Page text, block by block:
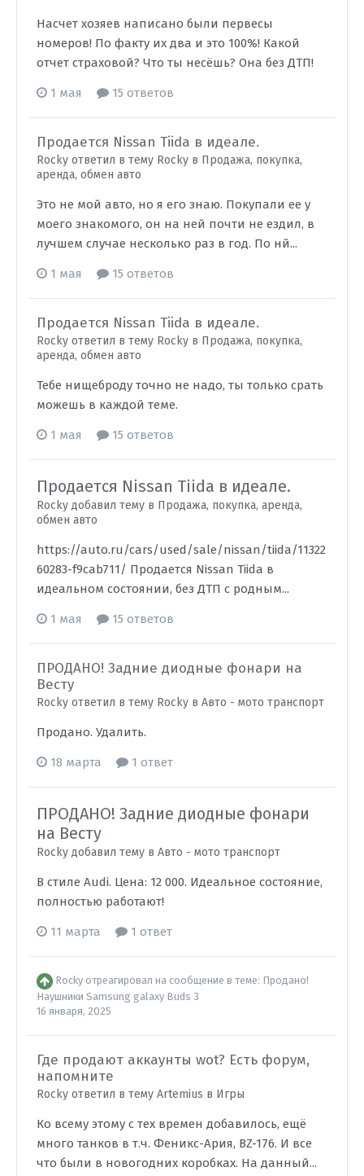
Насчет хозяев написано были первесы
номеров! По факту их два и это 100%! Какой
отчет страховой? Что ты несёшь? Она без ДТП!
1 мая 15 ответов
Продается Nissan Tiida в идеале.
Rocky ответил в тему Rocky в Продажа, покупка,
аренда, обмен авто
Это не мой авто, но я его знаю. Покупали ее у
моего знакомого, он на ней почти не ездил, в
лучшем случае несколько раз в год. По нй...
1 мая 15 ответов
Продается Nissan Tiida в идеале.
Rocky ответил в тему Rocky в Продажа, покупка,
аренда, обмен авто
Тебе нищеброду точно не надо, ты только срать
можешь в каждой теме.
1 мая 15 ответов
Продается Nissan Tiida в идеале.
Rocky добавил тему в Продажа, покупка, аренда,
обмен авто
https://auto.ru/cars/used/sale/nissan/tiida/11322
60283-f9cab711/ Продается Nissan Tiida в
идеальном состоянии, без ДТП с родным...
1 мая 15 ответов
ПРОДАНО! Задние диодные фонари на
Весту
Rocky ответил в тему Rocky в Авто - мото транспорт
Продано. Удалить.
18 марта 1 ответ
ПРОДАНО! Задние диодные фонари
на Весту
Rocky добавил тему в Авто - мото транспорт
В стиле Audi. Цена: 12 000. Идеальное состояние,
полностью работают!
11 марта 1 ответ
Rocky отреагировал на сообщение в теме: Продано!
Наушники Samsung galaxy Buds 3
16 января, 2025
Где продают аккаунты wot? Есть форум,
напомните
Rocky ответил в тему Artemius в Игры
Ко всему этому с тех времен добавилось, ещё
много танков в т.ч. Феникс-Ария, BZ-176. И все
что были в новогодних коробках. На данный...